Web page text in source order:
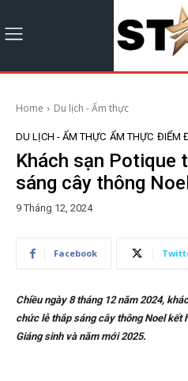
Home Du lịch - Ẩm thực
DU LỊCH - ẨM THỰC ẨM THỰC ĐIỂM
Khách sạn Potique
sáng cây thông Noel
9 Tháng 12, 2024
Facebook
Chiều ngày 8 tháng 12 năm 2024,
chức lễ thắp sáng cây thông Noel kết
Giáng sinh và năm mới 2025.